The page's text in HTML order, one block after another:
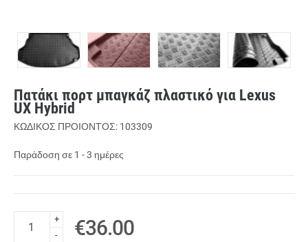
Πατάκι πορτ μπαγκάζ πλαστικό για Lexus
UX Hybrid
ΚΩΔΙΚΟΣ ΠΡΟΙΟΝΤΟΣ: 103309
Παράδοση σε 1 - 3 ημέρες
+
-
€36.00